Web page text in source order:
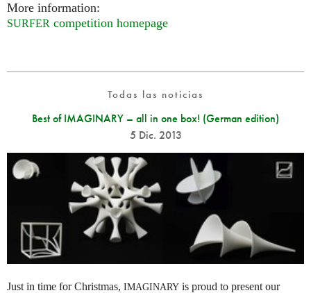
More information:
SURFER competition homepage
Todas las noticias
Best of IMAGINARY – all in one box! (German edition)
5 Dic. 2013
Just in time for Christmas, IMAGINARY is proud to present our